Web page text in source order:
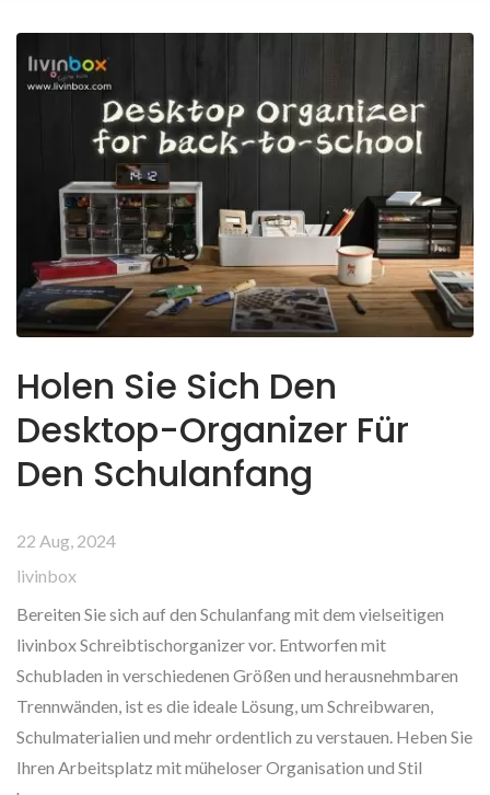
Holen Sie Sich Den
Desktop-Organizer Für
Den Schulanfang
22 Aug, 2024
livinbox
Bereiten Sie sich auf den Schulanfang mit dem vielseitigen
livinbox Schreibtischorganizer vor. Entworfen mit
Schubladen in verschiedenen Größen und herausnehmbaren
Trennwänden, ist es die ideale Lösung, um Schreibwaren,
Schulmaterialien und mehr ordentlich zu verstauen. Heben Sie
Ihren Arbeitsplatz mit müheloser Organisation und Stil